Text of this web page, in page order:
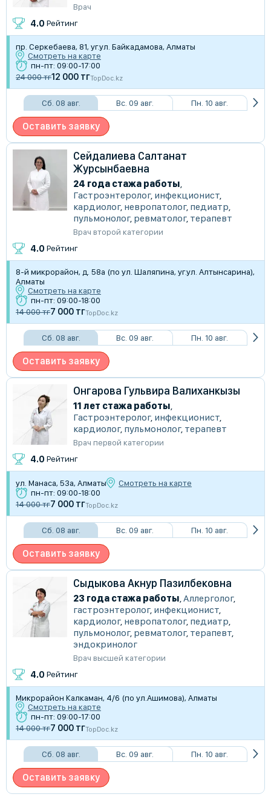
Врач
4.0 Рейтинг
пр. Серкебаева, 81, уг.ул. Байкадамова, Алматы
Смотреть на карте
пн-пт: 09:00-17:00
24 000 тг12 000 тгTopDoc.kz
Сб. 08 авг. Вс. 09 авг. Пн. 10 авг.
Оставить заявку
Сейдалиева Салтанат
Журсынбаевна
24 года стажа работы,
Гастроэнтеролог, инфекционист,
кардиолог, невропатолог, педиатр,
пульмонолог, ревматолог, терапевт
Врач второй категории
4.0 Рейтинг
8-й микрорайон, д. 58а (по ул. Шаляпина, уг.ул. Алтынсарина),
Алматы
Смотреть на карте
пн-пт: 09:00-18:00
14 000 тг7 000 тгTopDoc.kz
Сб. 08 авг. Вс. 09 авг. Пн. 10 авг.
Оставить заявку
Онгарова Гульвира Валиханкызы
11 лет стажа работы,
Гастроэнтеролог, инфекционист,
кардиолог, пульмонолог, терапевт
Врач первой категории
4.0 Рейтинг
ул. Манаса, 53а, Алматы
Смотреть на карте
пн-пт: 09:00-18:00
14 000 тг7 000 тгTopDoc.kz
Сб. 08 авг. Вс. 09 авг. Пн. 10 авг.
Оставить заявку
Сыдыкова Акнур Пазилбековна
23 года стажа работы,Аллерголог,
гастроэнтеролог, инфекционист,
кардиолог, невропатолог, педиатр,
пульмонолог, ревматолог, терапевт,
эндокринолог
Врач высшей категории
4.0 Рейтинг
Микрорайон Калкаман, 4/6 (по ул.Ашимова), Алматы
Смотреть на карте
пн-пт: 09:00-17:00
14 000 тг7 000 тгTopDoc.kz
Сб. 08 авг. Вс. 09 авг. Пн. 10 авг.
Оставить заявку